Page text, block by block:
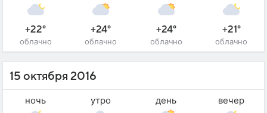
+22°
облачно
+24°
облачно
+24°
облачно
+21°
облачно
15 октября 2016
ночь утро день вечер